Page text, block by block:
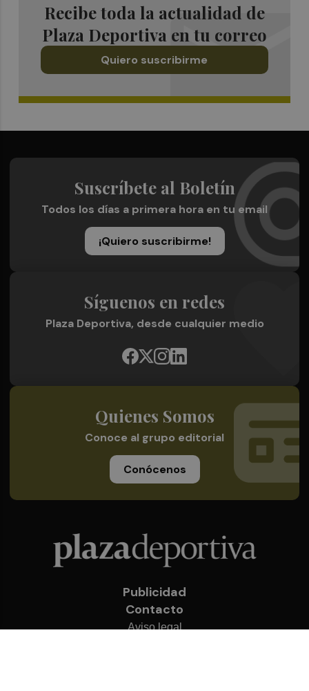
Recibe toda la actualidad de
Plaza Deportiva en tu correo
Quiero suscribirme
Suscríbete al Boletín
Todos los días a primera hora en tu email
¡Quiero suscribirme!
Síguenos en redes
Plaza Deportiva, desde cualquier medio
Quienes Somos
Conoce al grupo editorial
Conócenos
Publicidad
Contacto
Aviso legal